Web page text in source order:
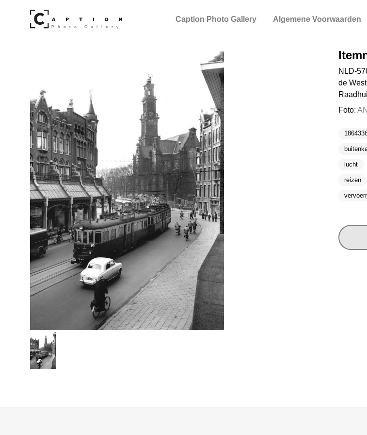
Caption Photo Gallery Algemene Voorwaarden
NLD-
de
Foto:
lucht
reizen